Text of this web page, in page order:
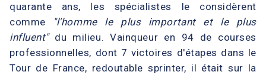
quarante ans, les spécialistes le considèrent
comme
"l'homme le plus important et le plus
influent"du milieu. Vainqueur en 94 de courses
professionnelles, dont 7 victoires d'étapes dans le
Tour de France, redoutable sprinter, il était sur la